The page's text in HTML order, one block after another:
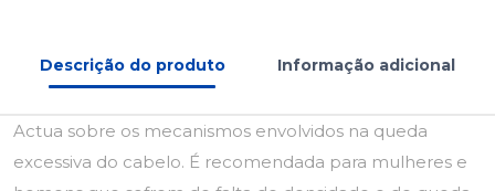
Descrição do produto Informação adicional
Actua sobre os mecanismos envolvidos na queda
excessiva do cabelo. É recomendada para mulheres e